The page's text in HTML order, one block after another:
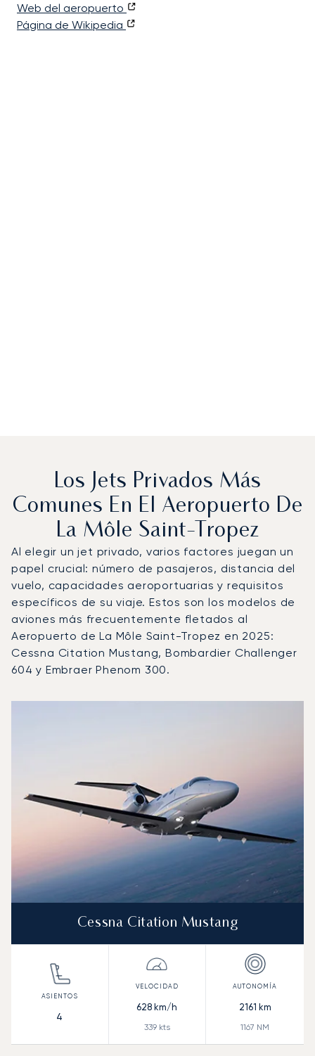
Web del aeropuerto
Página de Wikipedia
Los Jets Privados Más
Comunes En El Aeropuerto De
La Môle Saint-Tropez
Al elegir un jet privado, varios factores juegan un
papel crucial: número de pasajeros, distancia del
vuelo, capacidades aeroportuarias y requisitos
específicos de su viaje. Estos son los modelos de
aviones más frecuentemente fletados al
Aeropuerto de La Môle Saint-Tropez en 2025:
Cessna Citation Mustang, Bombardier Challenger
604 y Embraer Phenom 300.
Cessna Citation Mustang
4
628 km/h
339kts
2161 km
1167 NM